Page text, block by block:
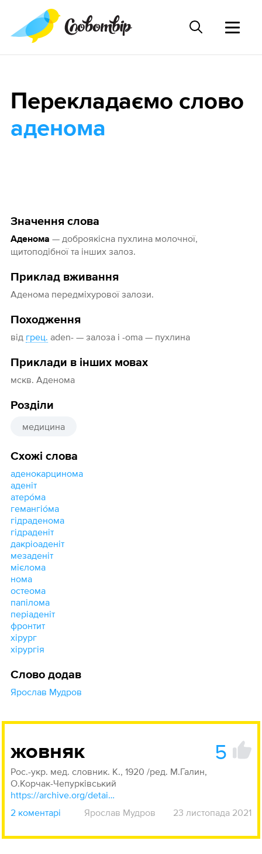
Значення слова
Аденома — доброякісна пухлина молочної,
щитоподібної та інших залоз.
Приклад вживання
Аденома передміхурової залози.
Походження
від грец. aden- — залоза і -oma — пухлина
Приклади в інших мовах
мскв. Аденома
Розділи
медицина
Схожі слова
аденокарцинома
аденіт
атеро́ма
гемангіо́ма
гідраденома
гідраденіт
дакріоаденіт
мезаденіт
мієлома
нома
остеома
папілома
періаденіт
фронтит
хірург
хірургія
Слово додав
Ярослав Мудров
Перекладаємо слово
аденома
жовняк 5
Рос.-укр. мед. словник. К., 1920 /ред. М.Галин,
О.Корчак-Чепурківський
https://archive.org/details/slov30/page/n20/mode/1up?view=theater
2 коментарі
Ярослав Мудров 23 листопада 2021